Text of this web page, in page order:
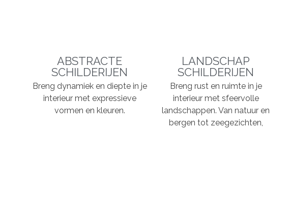
ABSTRACTE
SCHILDERIJEN
Breng dynamiek en diepte in je
interieur met expressieve
vormen en kleuren.
LANDSCHAP
SCHILDERIJEN
Breng rust en ruimte in je
interieur met sfeervolle
landschappen. Van natuur en
bergen tot zeegezichten,